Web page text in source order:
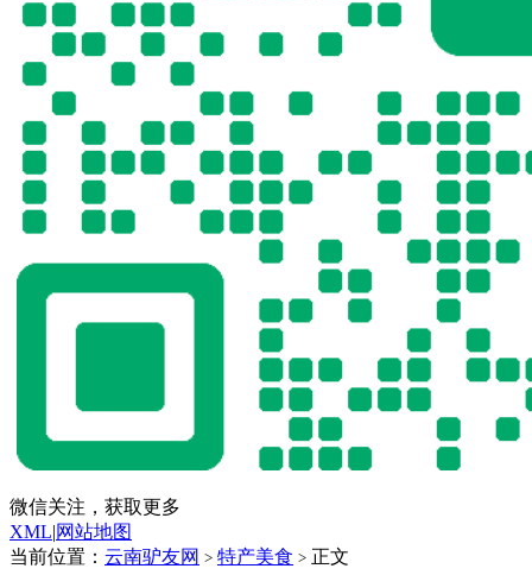
微信关注，获取更多
XML|网站地图
当前位置： 云南驴友网 > 特产美食 > 正文